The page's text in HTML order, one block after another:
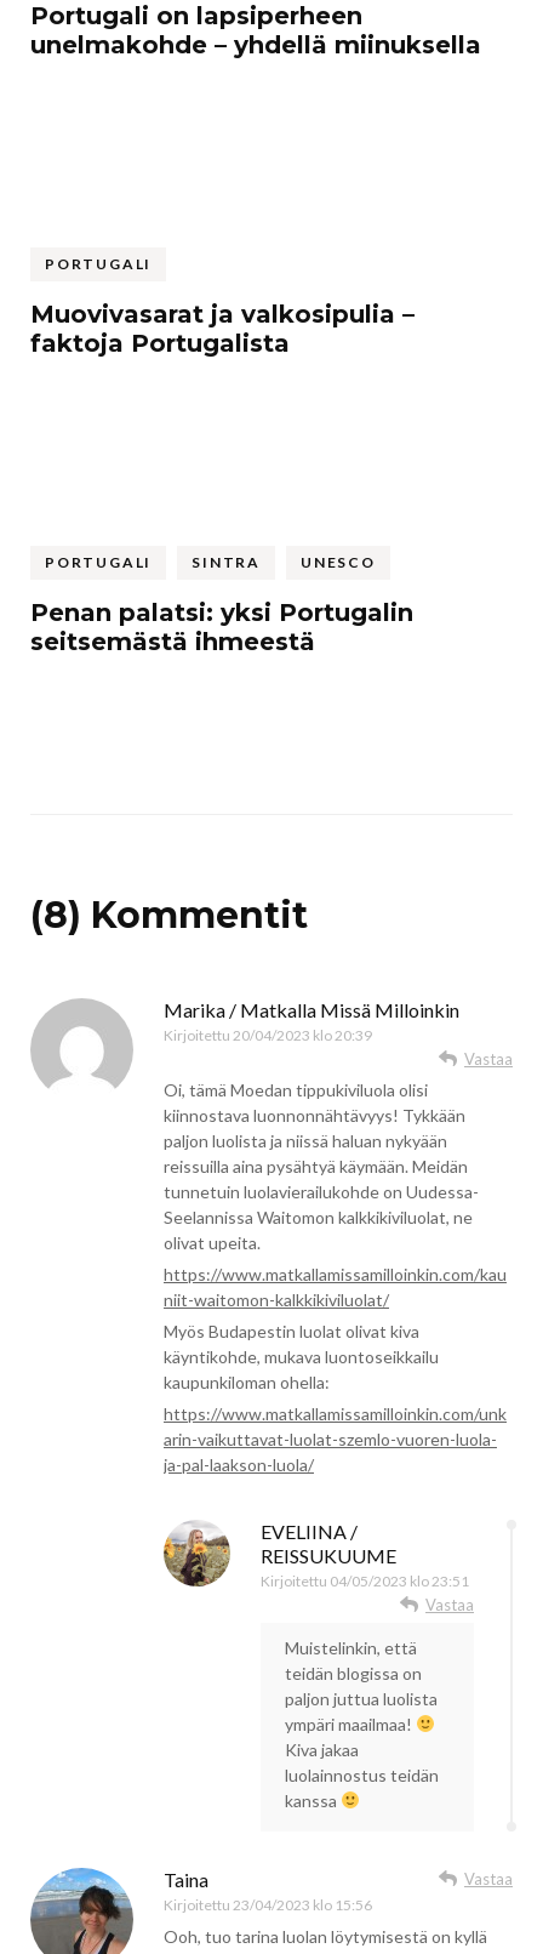
Portugali on lapsiperheen
unelmakohde – yhdellä miinuksella
PORTUGALI
Muovivasarat ja valkosipulia –
faktoja Portugalista
PORTUGALI SINTRA UNESCO
Penan palatsi: yksi Portugalin
seitsemästä ihmeestä
(8) Kommentit
Marika / Matkalla Missä Milloinkin
Kirjoitettu 20/04/2023 klo 20:39
Vastaa
Oi, tämä Moedan tippukiviluola olisi
kiinnostava luonnonnähtävyys! Tykkään
paljon luolista ja niissä haluan nykyään
reissuilla aina pysähtyä käymään. Meidän
tunnetuin luolavierailukohde on Uudessa-
Seelannissa Waitomon kalkkikiviluolat, ne
olivat upeita.
https://www.matkallamissamilloinkin.com/kau
niit-waitomon-kalkkikiviluolat/
Myös Budapestin luolat olivat kiva
käyntikohde, mukava luontoseikkailu
kaupunkiloman ohella:
https://www.matkallamissamilloinkin.com/unk
arin-vaikuttavat-luolat-szemlo-vuoren-luola-
ja-pal-laakson-luola/
EVELIINA /
REISSUKUUME
Kirjoitettu 04/05/2023 klo 23:51
Vastaa
Muistelinkin, että
teidän blogissa on
paljon juttua luolista
ympäri maailmaa!
Kiva jakaa
luolainnostus teidän
kanssa
Taina
Kirjoitettu 23/04/2023 klo 15:56
Vastaa
Ooh, tuo tarina luolan löytymisestä on kyllä